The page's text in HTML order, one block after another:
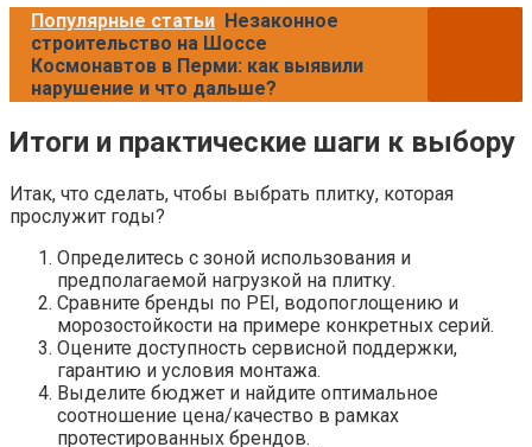
Популярные статьи Незаконное
строительство на Шоссе
Космонавтов в Перми: как выявили
нарушение и что дальше?
Итоги и практические шаги к выбору
Итак, что сделать, чтобы выбрать плитку, которая
прослужит годы?
Определитесь с зоной использования и
предполагаемой нагрузкой на плитку.
Сравните бренды по PEI, водопоглощению и
морозостойкости на примере конкретных серий.
Оцените доступность сервисной поддержки,
гарантию и условия монтажа.
Выделите бюджет и найдите оптимальное
соотношение цена/качество в рамках
протестированных брендов.